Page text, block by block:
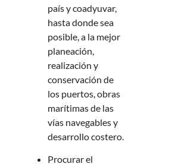
país y coadyuvar,
hasta donde sea
posible, a la mejor
planeación,
realización y
conservación de
los puertos, obras
marítimas de las
vías navegables y
desarrollo costero.
Procurar el